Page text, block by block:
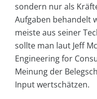
sondern nur als
Aufgaben behandelt
meiste aus seiner
sollte man laut Jeff
Engineering for
Meinung der
Input wertschätzen.